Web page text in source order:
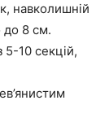
навколишній
до 8 см.
5-10 секцій,